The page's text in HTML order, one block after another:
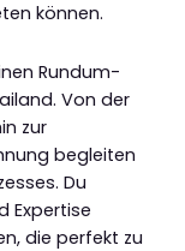
können.
Rundum-
Von der
zur
begleiten
Du
Expertise
die perfekt zu